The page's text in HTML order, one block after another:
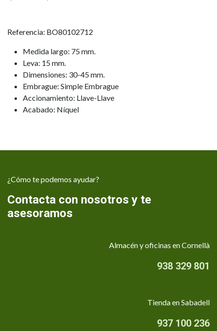
Referencia: BO80102712
Medida largo: 75 mm.
Leva: 15 mm.
Dimensiones: 30-45 mm.
Embrague: Simple Embrague
Accionamiento: Llave-Llave
Acabado: Níquel
¿Cómo te podemos ayudar?
Contacta con nosotros y te
asesoramos
Almacén y oficinas en Cornellà
938 329 801
Tienda en Sabadell
937 100 236